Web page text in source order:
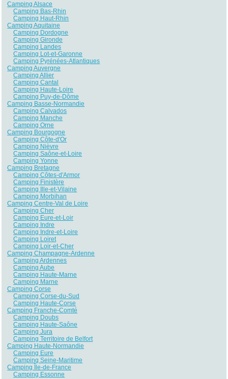
Camping Alsace
Camping Bas-Rhin
Camping Haut-Rhin
Camping Aquitaine
Camping Dordogne
Camping Gironde
Camping Landes
Camping Lot-et-Garonne
Camping Pyrénées-Atlantiques
Camping Auvergne
Camping Allier
Camping Cantal
Camping Haute-Loire
Camping Puy-de-Dôme
Camping Basse-Normandie
Camping Calvados
Camping Manche
Camping Orne
Camping Bourgogne
Camping Côte-d'Or
Camping Nièvre
Camping Saône-et-Loire
Camping Yonne
Camping Bretagne
Camping Côtes-d'Armor
Camping Finistère
Camping Ille-et-Vilaine
Camping Morbihan
Camping Centre-Val de Loire
Camping Cher
Camping Eure-et-Loir
Camping Indre
Camping Indre-et-Loire
Camping Loiret
Camping Loir-et-Cher
Camping Champagne-Ardenne
Camping Ardennes
Camping Aube
Camping Haute-Marne
Camping Marne
Camping Corse
Camping Corse-du-Sud
Camping Haute-Corse
Camping Franche-Comté
Camping Doubs
Camping Haute-Saône
Camping Jura
Camping Territoire de Belfort
Camping Haute-Normandie
Camping Eure
Camping Seine-Maritime
Camping Île-de-France
Camping Essonne